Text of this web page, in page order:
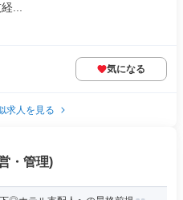
...
気になる
求人を見る
・管理)